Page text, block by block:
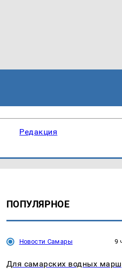
Редакция
ПОПУЛЯРНОЕ
Новости Самары 9
Для самарских водных